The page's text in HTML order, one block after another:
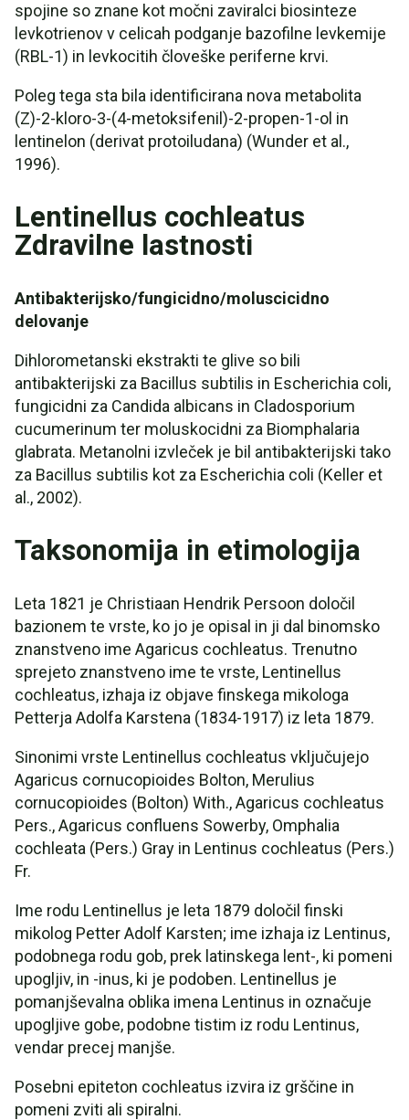
spojine so znane kot močni zaviralci biosinteze
levkotrienov v celicah podganje bazofilne levkemije
(RBL-1) in levkocitih človeške periferne krvi.
Poleg tega sta bila identificirana nova metabolita
(Z)-2-kloro-3-(4-metoksifenil)-2-propen-1-ol in
lentinelon (derivat protoiludana) (Wunder et al.,
1996).
Lentinellus cochleatus
Zdravilne lastnosti
Antibakterijsko/fungicidno/moluscicidno
delovanje
Dihlorometanski ekstrakti te glive so bili
antibakterijski za Bacillus subtilis in Escherichia coli,
fungicidni za Candida albicans in Cladosporium
cucumerinum ter moluskocidni za Biomphalaria
glabrata. Metanolni izvleček je bil antibakterijski tako
za Bacillus subtilis kot za Escherichia coli (Keller et
al., 2002).
Taksonomija in etimologija
Leta 1821 je Christiaan Hendrik Persoon določil
bazionem te vrste, ko jo je opisal in ji dal binomsko
znanstveno ime Agaricus cochleatus. Trenutno
sprejeto znanstveno ime te vrste, Lentinellus
cochleatus, izhaja iz objave finskega mikologa
Petterja Adolfa Karstena (1834-1917) iz leta 1879.
Sinonimi vrste Lentinellus cochleatus vključujejo
Agaricus cornucopioides Bolton, Merulius
cornucopioides (Bolton) With., Agaricus cochleatus
Pers., Agaricus confluens Sowerby, Omphalia
cochleata (Pers.) Gray in Lentinus cochleatus (Pers.)
Fr.
Ime rodu Lentinellus je leta 1879 določil finski
mikolog Petter Adolf Karsten; ime izhaja iz Lentinus,
podobnega rodu gob, prek latinskega lent-, ki pomeni
upogljiv, in -inus, ki je podoben. Lentinellus je
pomanjševalna oblika imena Lentinus in označuje
upogljive gobe, podobne tistim iz rodu Lentinus,
vendar precej manjše.
Posebni epiteton cochleatus izvira iz grščine in
pomeni zviti ali spiralni.